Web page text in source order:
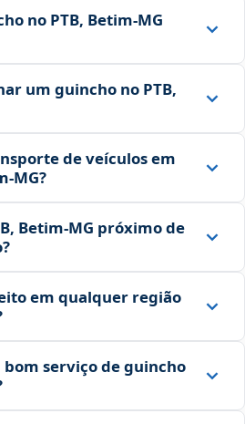
no PTB, Betim‑MG
um guincho no PTB,
de veículos em
Betim‑MG próximo de
em qualquer região
bom serviço de guincho